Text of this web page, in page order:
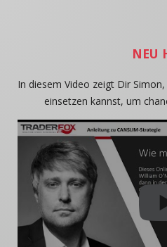
NEU
In diesem Video zeigt Dir
einsetzen kannst, um